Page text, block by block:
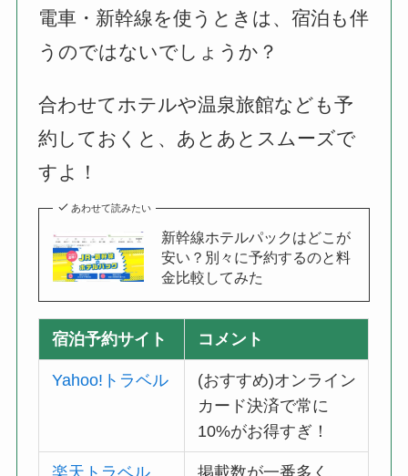
電車・新幹線を使うときは、宿泊も伴
うのではないでしょうか？
合わせてホテルや温泉旅館なども予
約しておくと、あとあとスムーズで
すよ！
あわせて読みたい
新幹線ホテルパックはどこが
安い？別々に予約するのと料
金比較してみた
宿泊予約サイト コメント
Yahoo!トラベル
(おすすめ)オンライン
カード決済で常に
10%がお得すぎ！